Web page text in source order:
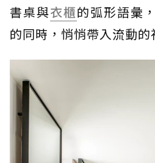
書桌與衣櫃的弧形語彙
的同時，悄悄帶入流動的